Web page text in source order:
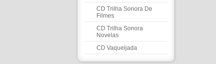
CD Trilha Sonora De
Filmes
CD Trilha Sonora
Novelas
CD Vaqueijada